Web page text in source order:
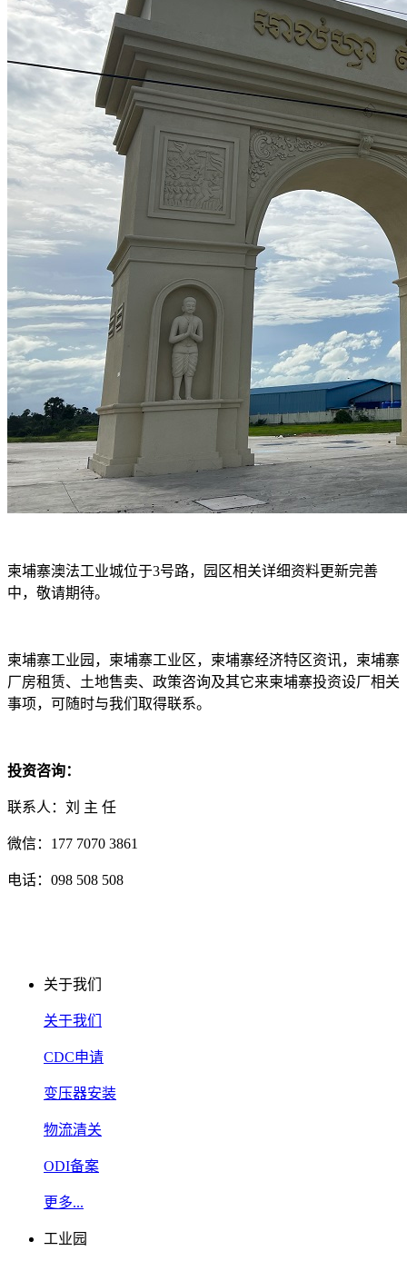
柬埔寨澳法工业城位于3号路，园区相关详细资料更新完善
中，敬请期待。
柬埔寨工业园，柬埔寨工业区，柬埔寨经济特区资讯，柬埔寨
厂房租赁、土地售卖、政策咨询及其它来柬埔寨投资设厂相关
事项，可随时与我们取得联系。
投资咨询：
联系人：刘 主 任
微信：177 7070 3861
电话：098 508 508
关于我们
关于我们
CDC申请
变压器安装
物流清关
ODI备案
更多...
工业园